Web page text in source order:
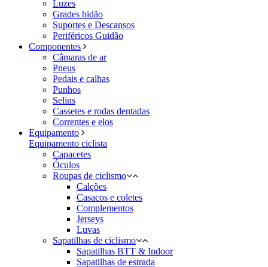
Luzes
Grades bidão
Suportes e Descansos
Periféricos Guidão
Componentes
Câmaras de ar
Pneus
Pedais e calhas
Punhos
Selins
Cassetes e rodas dentadas
Correntes e elos
Equipamento
Equipamento ciclista
Capacetes
Óculos
Roupas de ciclismo
Calções
Casacos e coletes
Complementos
Jerseys
Luvas
Sapatilhas de ciclismo
Sapatilhas BTT & Indoor
Sapatilhas de estrada